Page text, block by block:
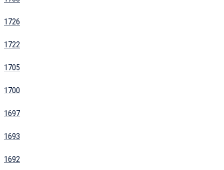
1726
1722
1705
1700
1697
1693
1692